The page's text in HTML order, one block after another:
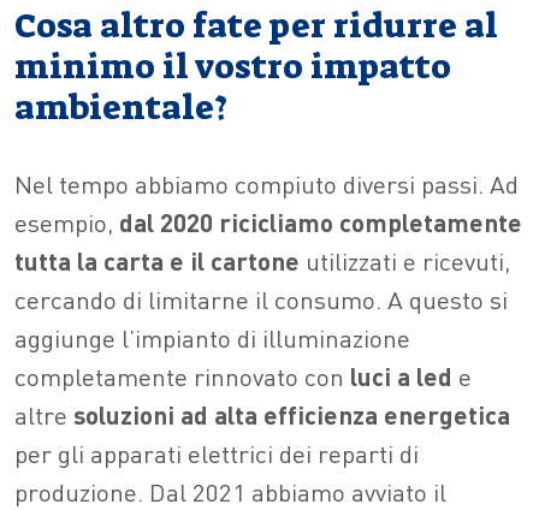
Cosa altro fate per ridurre al
minimo il vostro impatto
ambientale?
Nel tempo abbiamo compiuto diversi passi. Ad
esempio, dal 2020 ricicliamo completamente
tutta la carta e il cartone utilizzati e ricevuti,
cercando di limitarne il consumo. A questo si
aggiunge l’impianto di illuminazione
completamente rinnovato con luci a led e
altre soluzioni ad alta efficienza energetica
per gli apparati elettrici dei reparti di
produzione. Dal 2021 abbiamo avviato il